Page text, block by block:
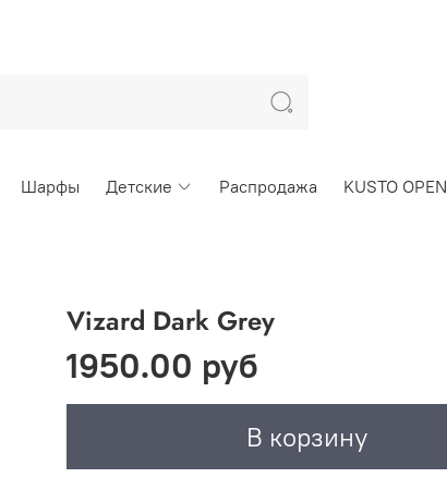
Шарфы Детские Распродажа KUSTO OPEN
Vizard Dark Grey
1950.00 руб
В корзину